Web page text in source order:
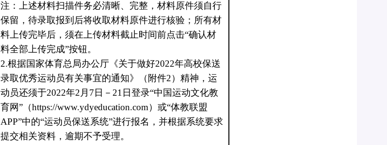
注：上述材料扫描件务必清晰、完整，材料原件须自行
保留，待录取报到后将收取材料原件进行核验；所有材
料上传完毕后，须在上传材料截止时间前点击“确认材
料全部上传完成”按钮。
2.根据国家体育总局办公厅《关于做好2022年高校保送
录取优秀运动员有关事宜的通知》（附件2）精神，运
动员还须于2022年2月 7 日－ 21 日登录“中国运动文化教
育网”（https://www.ydyeducation.com）或“体教联盟
APP”中的“运动员保送系统”进行报名，并根据系统要求
提交相关资料，逾期不予受理。